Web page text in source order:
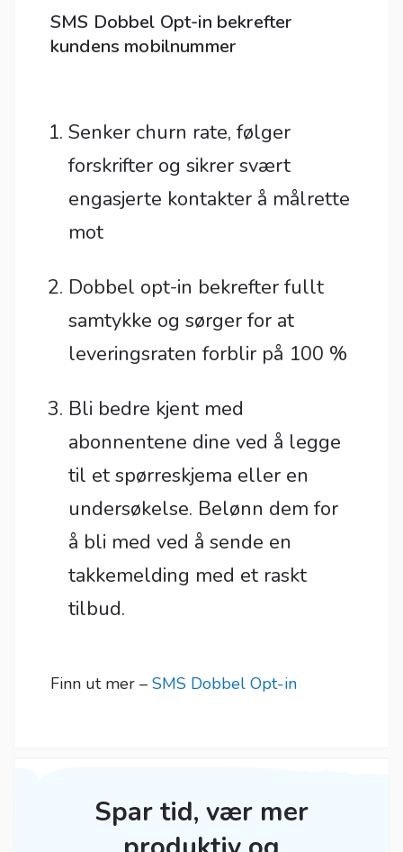
SMS Dobbel Opt-in bekrefter
kundens mobilnummer
Senker churn rate, følger
forskrifter og sikrer svært
engasjerte kontakter å målrette
mot
Dobbel opt-in bekrefter fullt
samtykke og sørger for at
leveringsraten forblir på 100 %
Bli bedre kjent med
abonnentene dine ved å legge
til et spørreskjema eller en
undersøkelse. Belønn dem for
å bli med ved å sende en
takkemelding med et raskt
tilbud.
Finn ut mer – SMS Dobbel Opt-in
Spar tid, vær mer